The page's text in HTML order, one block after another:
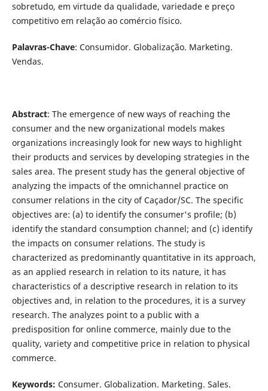
sobretudo, em virtude da qualidade, variedade e preço
competitivo em relação ao comércio físico.
Palavras-Chave: Consumidor. Globalização. Marketing.
Vendas.
Abstract: The emergence of new ways of reaching the
consumer and the new organizational models makes
organizations increasingly look for new ways to highlight
their products and services by developing strategies in the
sales area. The present study has the general objective of
analyzing the impacts of the omnichannel practice on
consumer relations in the city of Caçador/SC. The specific
objectives are: (a) to identify the consumer's profile; (b)
identify the standard consumption channel; and (c) identify
the impacts on consumer relations. The study is
characterized as predominantly quantitative in its approach,
as an applied research in relation to its nature, it has
characteristics of a descriptive research in relation to its
objectives and, in relation to the procedures, it is a survey
research. The analyzes point to a public with a
predisposition for online commerce, mainly due to the
quality, variety and competitive price in relation to physical
commerce.
Keywords: Consumer. Globalization. Marketing. Sales.